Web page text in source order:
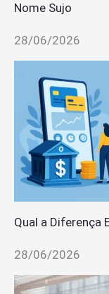
Nome Sujo
28/06/2026
Qual a Diferença
28/06/2026